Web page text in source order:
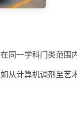
同一学科门类范围
从计算机调剂至艺